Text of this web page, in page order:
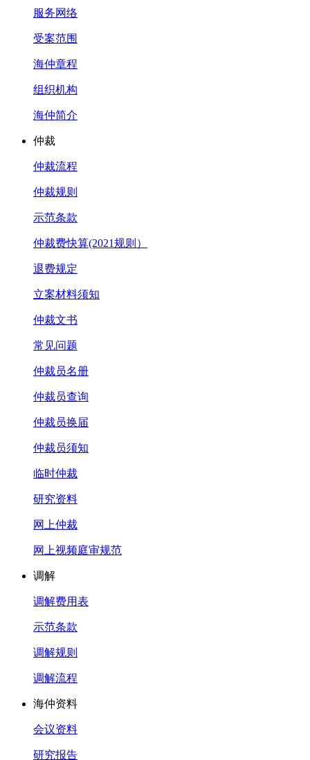
服务网络
受案范围
海仲章程
组织机构
海仲简介
仲裁
仲裁流程
仲裁规则
示范条款
仲裁费快算(2021规则）
退费规定
立案材料须知
仲裁文书
常见问题
仲裁员名册
仲裁员查询
仲裁员换届
仲裁员须知
临时仲裁
研究资料
网上仲裁
网上视频庭审规范
调解
调解费用表
示范条款
调解规则
调解流程
海仲资料
会议资料
研究报告